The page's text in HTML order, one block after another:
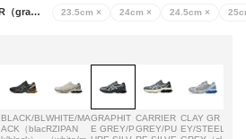
GRAPHITE GREY/PURE SILVER（graphite grey/pure silver） 23.5cm × 24cm × 24.5cm ×
BLACK/BL
ACK（blac
WHITE/MA
RZIPAN
GRAPHIT
E GREY/P
CARRIER
GREY/PU
CLAY GR
EY/STEEL